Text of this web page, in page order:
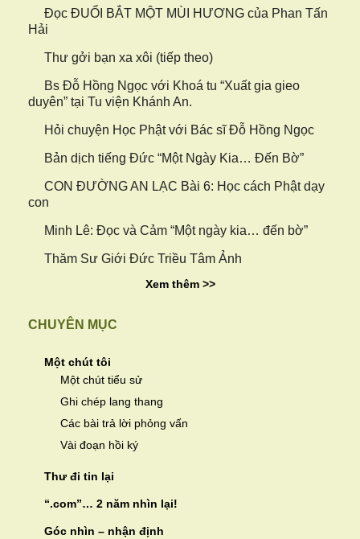
Đọc ĐUỔI BẮT MỘT MÙI HƯƠNG của Phan Tấn
Hải
Thư gởi bạn xa xôi (tiếp theo)
Bs Đỗ Hồng Ngọc với Khoá tu “Xuất gia gieo
duyên” tại Tu viện Khánh An.
Hỏi chuyện Học Phật với Bác sĩ Đỗ Hồng Ngọc
Bản dịch tiếng Đức “Một Ngày Kia… Đến Bờ”
CON ĐƯỜNG AN LẠC Bài 6: Học cách Phật dạy
con
Minh Lê: Đọc và Cảm “Một ngày kia… đến bờ”
Thăm Sư Giới Đức Triều Tâm Ảnh
Xem thêm >>
CHUYÊN MỤC
Một chút tôi
Một chút tiểu sử
Ghi chép lang thang
Các bài trả lời phỏng vấn
Vài đoạn hồi ký
Thư đi tin lại
“.com”… 2 năm nhìn lại!
Góc nhìn – nhận định